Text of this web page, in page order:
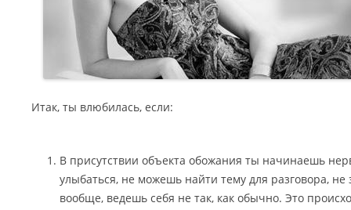
Итак, ты влюбилась, если:
В присутствии объекта обожания ты начинаешь
улыбаться, не можешь найти тему для разговора, не
вообще, ведешь себя не так, как обычно. Это